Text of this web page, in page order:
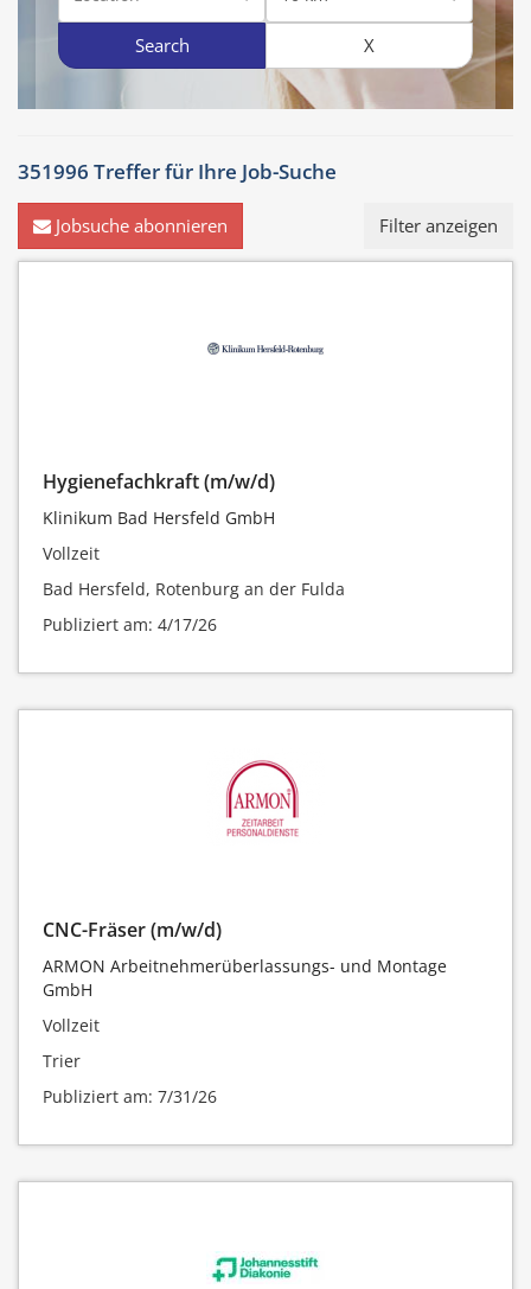
Search X
351996 Treffer für Ihre Job-Suche
Filter anzeigen
Jobsuche abonnieren
Hygienefachkraft (m/w/d)
Klinikum Bad Hersfeld GmbH
Vollzeit
Bad Hersfeld, Rotenburg an der Fulda
Publiziert am: 4/17/26
CNC-Fräser (m/w/d)
ARMON Arbeitnehmerüberlassungs- und Montage
GmbH
Vollzeit
Trier
Publiziert am: 7/31/26